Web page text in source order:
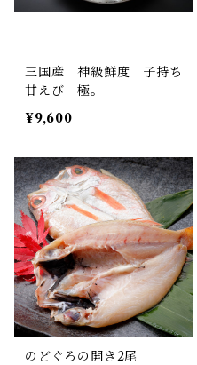
三国産 神級鮮度 子持ち
甘えび 極。
¥9,600
のどぐろの開き2尾